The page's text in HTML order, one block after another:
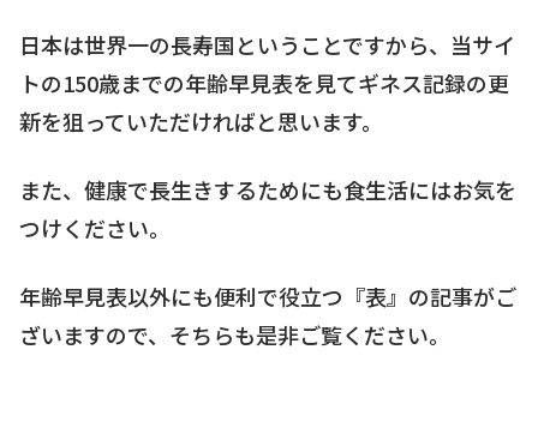
日本は世界一の長寿国ということですから、当サイ
トの150歳までの年齢早見表を見てギネス記録の更
新を狙っていただければと思います。
また、健康で長生きするためにも食生活にはお気を
つけください。
年齢早見表以外にも便利で役立つ『表』の記事がご
ざいますので、そちらも是非ご覧ください。